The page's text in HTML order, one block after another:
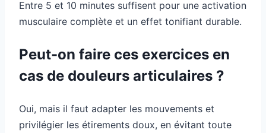
Entre 5 et 10 minutes suffisent pour une activation
musculaire complète et un effet tonifiant durable.
Peut-on faire ces exercices en
cas de douleurs articulaires ?
Oui, mais il faut adapter les mouvements et
privilégier les étirements doux, en évitant toute